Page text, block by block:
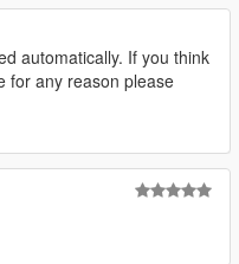
automatically. If you think
for any reason please